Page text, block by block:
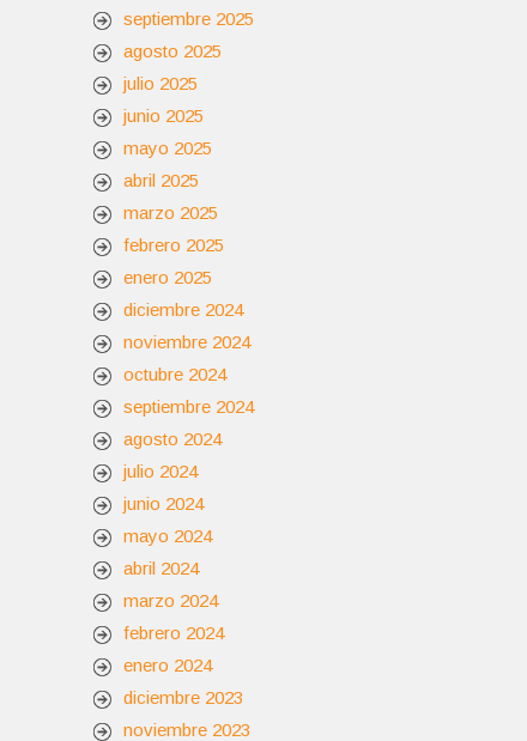
septiembre 2025
agosto 2025
julio 2025
junio 2025
mayo 2025
abril 2025
marzo 2025
febrero 2025
enero 2025
diciembre 2024
noviembre 2024
octubre 2024
septiembre 2024
agosto 2024
julio 2024
junio 2024
mayo 2024
abril 2024
marzo 2024
febrero 2024
enero 2024
diciembre 2023
noviembre 2023